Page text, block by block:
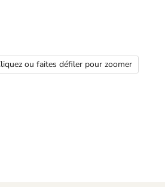
ou faites défiler pour zoomer